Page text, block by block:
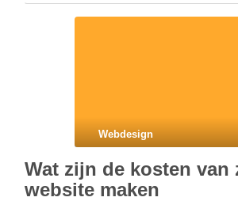
grafische presentatie van informatie …
Webdesign
Wat zijn de kosten van
website maken